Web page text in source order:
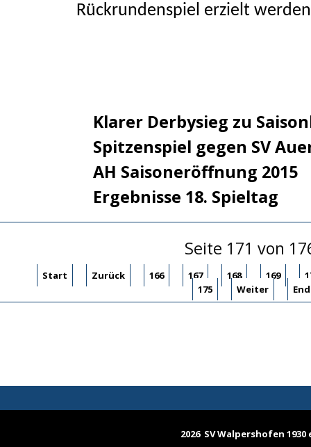
Rückrundenspiel erzielt
Klarer Derbysieg zu
Spitzenspiel gegen SV
AH Saisoneröffnung 2015
Ergebnisse 18. Spieltag
Seite 171 von
Start Zurück 166 167 168 169
175
Weiter
2026 SV Walpershofen